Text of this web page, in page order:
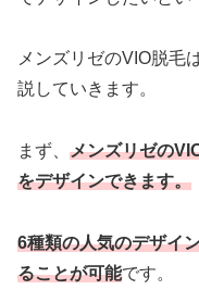
メンズリゼのVIO脱毛
説していきます。
まず、 メンズリゼの
をデザインできます。
6種類の人気のデザイ
ることが可能です。